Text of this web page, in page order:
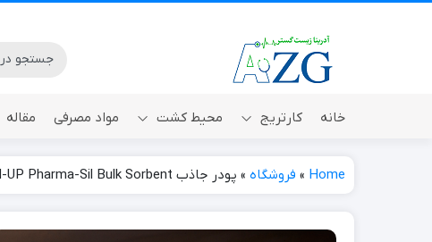
خانه کارتریج
Micro-Prep
محیط کشت مواد مصرفی مقاله
Home
» فروشگاه » پودر جاذب CLEAN-UP Pharma-Sil Bulk Sorbent